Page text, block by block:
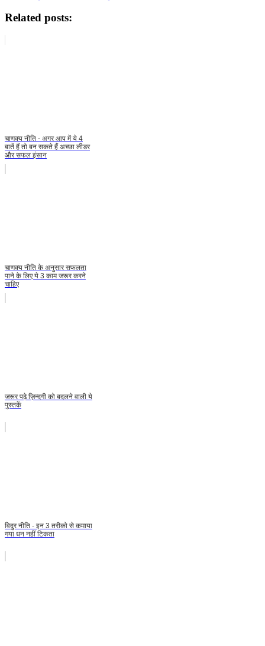
Related posts:
चाणक्य नीति - अगर आप में ये 4
बातें हैं तो बन सकते हैं अच्छा लीडर
और सफल इंसान
चाणक्य नीति के अनुसार सफलता
पाने के लिए ये 3 काम जरूर करने
चाहिए
जरूर पढ़े ज़िन्दगी को बदलने वाली ये
पुस्तकें
विदुर नीति - इन 3 तरीको से कमाया
गया धन नहीं टिकता